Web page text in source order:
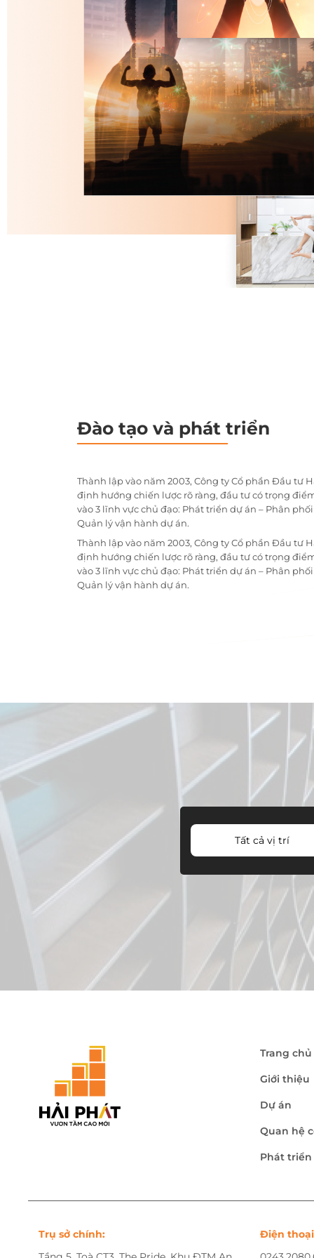
Đào tạo và phát triển
Thành lập vào năm 2003, Công ty Cổ phần Đầu tư
định hướng chiến lược rõ ràng, đầu tư có trọng
vào 3 lĩnh vực chủ đạo: Phát triển dự án – Phân
Quản lý vận hành dự án.
Thành lập vào năm 2003, Công ty Cổ phần Đầu tư
định hướng chiến lược rõ ràng, đầu tư có trọng
vào 3 lĩnh vực chủ đạo: Phát triển dự án – Phân
Quản lý vận hành dự án.
Tất cả vị trí
Trang chủ
Giới thiệu
Dự án
Quan hệ
Phát
Trụ sở chính:
Điện